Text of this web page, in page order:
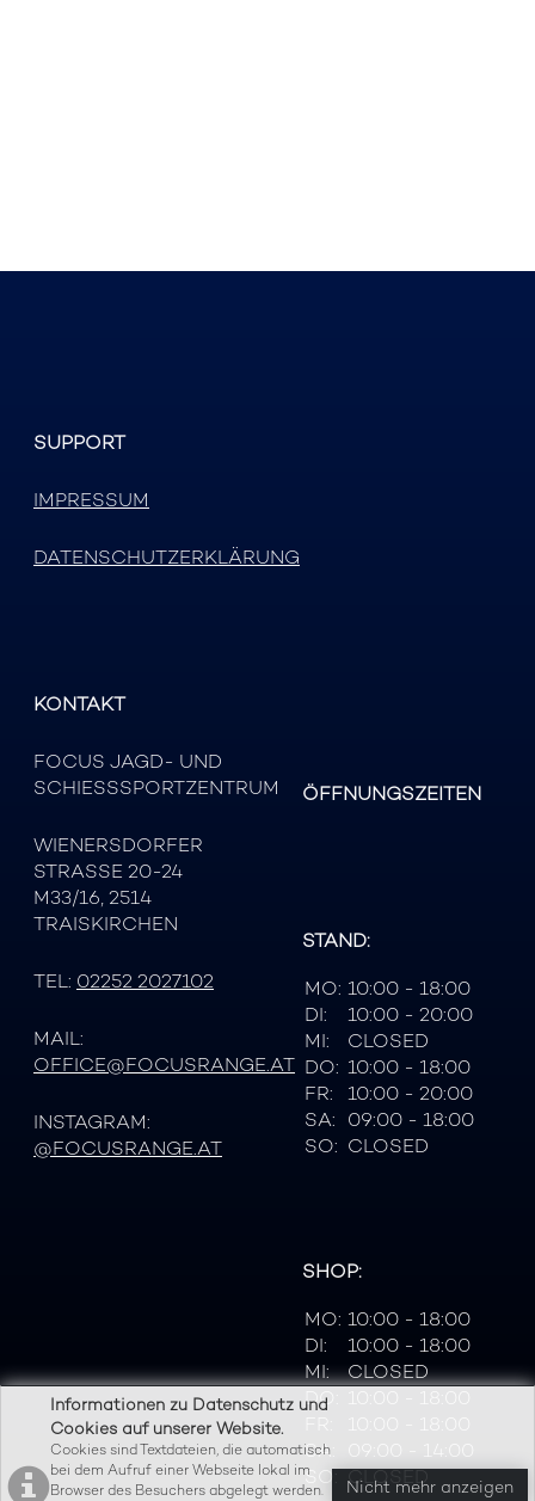
Informationen zu Datenschutz und
Cookies auf unserer Website.
Cookies sind Textdateien, die automatisch
bei dem Aufruf einer Webseite lokal im
Browser des Besuchers abgelegt werden.
Nicht mehr anzeigen
SUPPORT
IMPRESSUM
DATENSCHUTZERKLÄRUNG
KONTAKT
FOCUS JAGD- UND
SCHIESSSPORTZENTRUM
WIENERSDORFER
STRASSE 20-24
M33/16, 2514
TRAISKIRCHEN
TEL: 02252 2027102
MAIL:
OFFICE@FOCUSRANGE.AT
INSTAGRAM:
@FOCUSRANGE.AT
ÖFFNUNGSZEITEN
STAND:
MO: 10:00 - 18:00
DI:
10:00 - 20:00
MI:
CLOSED
DO: 10:00 - 18:00
FR:
10:00 - 20:00
SA: 09:00 - 18:00
SO: CLOSED
SHOP:
MO: 10:00 - 18:00
DI:
10:00 - 18:00
MI:
CLOSED
DO:
SA:
09:00 - 14:00
SO: CLOSED